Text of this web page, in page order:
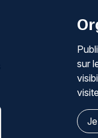
sur